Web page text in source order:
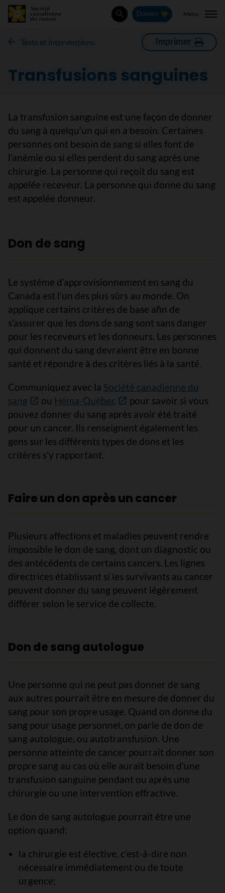
Rechercher
Donnez Menu
Tests et interventions Imprimer
Transfusions sanguines
La transfusion sanguine est une façon de donner
du sang à quelqu’un qui en a besoin. Certaines
personnes ont besoin de sang si elles font de
l’anémie ou si elles perdent du sang après une
chirurgie. La personne qui reçoit du sang est
appelée receveur. La personne qui donne du sang
est appelée donneur.
Don de sang
Le système d’approvisionnement en sang du
Canada est l’un des plus sûrs au monde. On
applique certains critères de base afin de
s’assurer que les dons de sang sont sans danger
pour les receveurs et les donneurs. Les personnes
qui donnent du sang devraient être en bonne
santé et répondre à des critères liés à la santé.
Communiquez avec la Société canadienne du
sang
ou Héma-Québec
pour savoir si vous
pouvez donner du sang après avoir été traité
pour un cancer. Ils renseignent également les
gens sur les différents types de dons et les
critères s’y rapportant.
Faire un don après un cancer
Plusieurs affections et maladies peuvent rendre
impossible le don de sang, dont un diagnostic ou
des antécédents de certains cancers. Les lignes
directrices établissant si les survivants au cancer
peuvent donner du sang peuvent légèrement
différer selon le service de collecte.
Don de sang autologue
Une personne qui ne peut pas donner de sang
aux autres pourrait être en mesure de donner du
sang pour son propre usage. Quand on donne du
sang pour usage personnel, on parle de don de
sang autologue, ou autotransfusion. Une
personne atteinte de cancer pourrait donner son
propre sang au cas où elle aurait besoin d’une
transfusion sanguine pendant ou après une
chirurgie ou une intervention effractive.
Le don de sang autologue pourrait être une
option quand:
la chirurgie est élective, c’est-à-dire non
nécessaire immédiatement ou de toute
urgence;